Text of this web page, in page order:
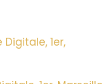
1er,